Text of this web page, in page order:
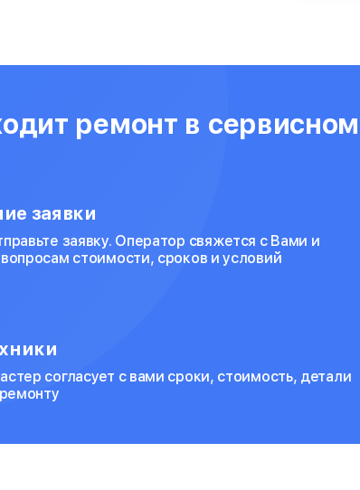
ремонт в
заявки
заявку. Оператор свяжется с Вами и
стоимости, сроков и условий
согласует с вами сроки, стоимость, детали